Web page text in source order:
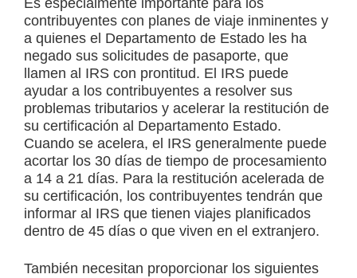
contribuyentes con planes de viaje inminentes y
a quienes el Departamento de Estado les ha
negado sus solicitudes de pasaporte, que
llamen al IRS con prontitud. El IRS puede
ayudar a los contribuyentes a resolver sus
problemas tributarios y acelerar la restitución de
su certificación al Departamento Estado.
Cuando se acelera, el IRS generalmente puede
acortar los 30 días de tiempo de procesamiento
a 14 a 21 días. Para la restitución acelerada de
su certificación, los contribuyentes tendrán que
informar al IRS que tienen viajes planificados
dentro de 45 días o que viven en el extranjero.
También necesitan proporcionar los siguientes